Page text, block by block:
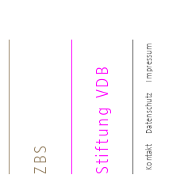
Kontakt
Datenschutz
Impressum
ZBS Stiftung VDB